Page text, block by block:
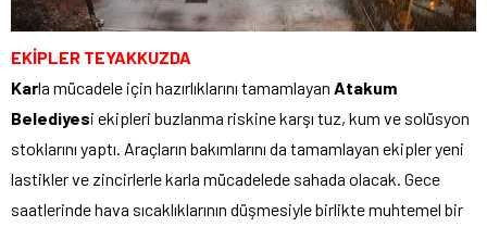
EKİPLER TEYAKKUZDA
Karla mücadele için hazırlıklarını tamamlayan Atakum
Belediyesi ekipleri buzlanma riskine karşı tuz, kum ve solüsyon
stoklarını yaptı. Araçların bakımlarını da tamamlayan ekipler yeni
lastikler ve zincirlerle karla mücadelede sahada olacak. Gece
saatlerinde hava sıcaklıklarının düşmesiyle birlikte muhtemel bir